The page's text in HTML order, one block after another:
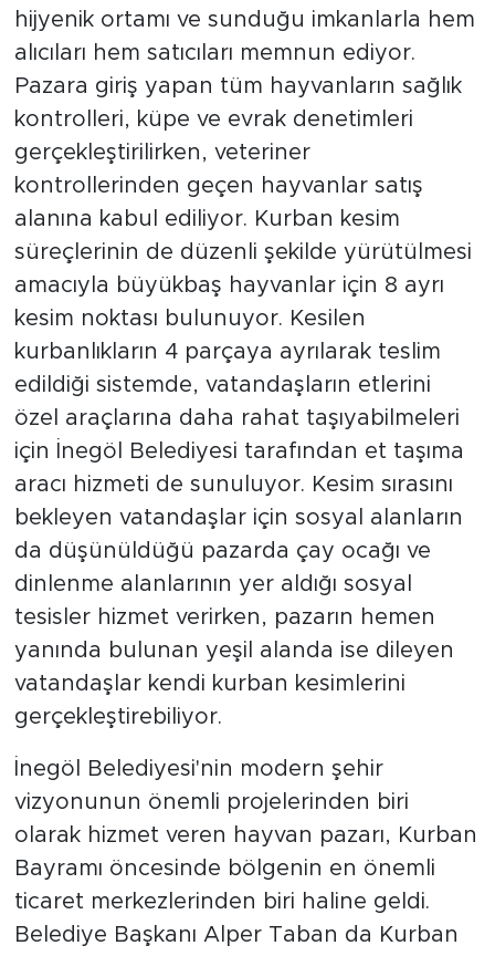
hijyenik ortamı ve sunduğu imkanlarla hem
alıcıları hem satıcıları memnun ediyor.
Pazara giriş yapan tüm hayvanların sağlık
kontrolleri, küpe ve evrak denetimleri
gerçekleştirilirken, veteriner
kontrollerinden geçen hayvanlar satış
alanına kabul ediliyor. Kurban kesim
süreçlerinin de düzenli şekilde yürütülmesi
amacıyla büyükbaş hayvanlar için 8 ayrı
kesim noktası bulunuyor. Kesilen
kurbanlıkların 4 parçaya ayrılarak teslim
edildiği sistemde, vatandaşların etlerini
özel araçlarına daha rahat taşıyabilmeleri
için İnegöl Belediyesi tarafından et taşıma
aracı hizmeti de sunuluyor. Kesim sırasını
bekleyen vatandaşlar için sosyal alanların
da düşünüldüğü pazarda çay ocağı ve
dinlenme alanlarının yer aldığı sosyal
tesisler hizmet verirken, pazarın hemen
yanında bulunan yeşil alanda ise dileyen
vatandaşlar kendi kurban kesimlerini
gerçekleştirebiliyor.
İnegöl Belediyesi'nin modern şehir
vizyonunun önemli projelerinden biri
olarak hizmet veren hayvan pazarı, Kurban
Bayramı öncesinde bölgenin en önemli
ticaret merkezlerinden biri haline geldi.
Belediye Başkanı Alper Taban da Kurban